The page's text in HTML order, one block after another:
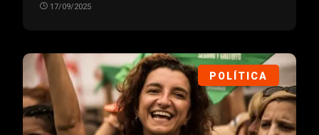
17/09/2025
POLÍTICA